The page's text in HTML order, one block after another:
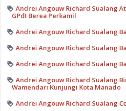
Andrei Angouw Richard Sualang
GPdI Berea Perkamil
Andrei Angouw Richard Sualang
Andrei Angouw Richard Sualang
Andrei Angouw Richard Sualang
Andrei Angouw Richard Sualang
Wamendari Kunjungi Kota Manado
Andrei Angouw Richard Sualang